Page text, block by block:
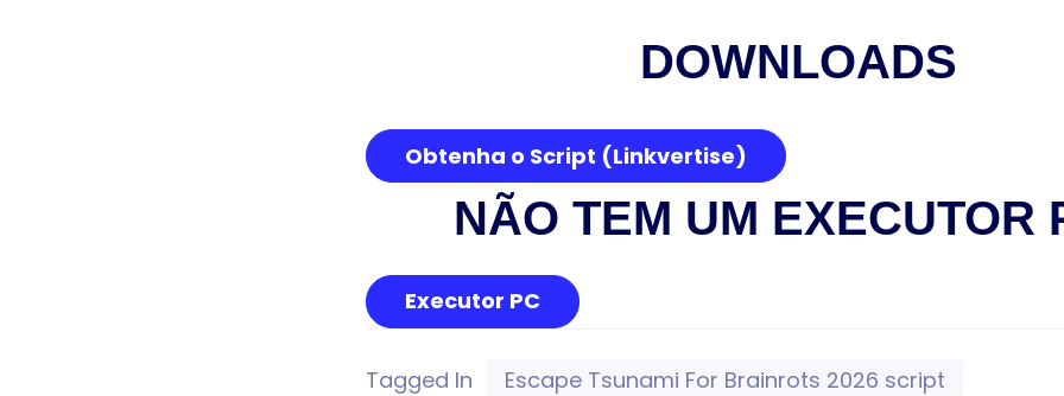
DOWNLOADS
Obtenha o Script (Linkvertise)
NÃO TEM UM EXECUTOR
Executor PC
Tagged In
Escape Tsunami For Brainrots 2026 script